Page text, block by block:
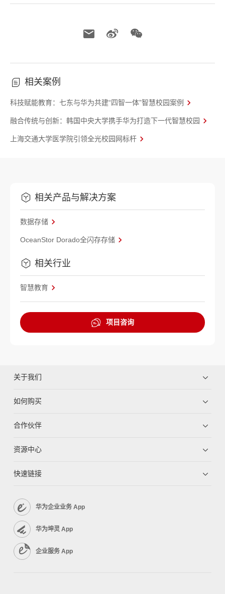
相关案例
科技赋能教育：七东与华为共建“四智一体”智慧校园案例
融合传统与创新：韩国中央大学携手华为打造下一代智慧校园
上海交通大学医学院引领全光校园网标杆
相关产品与解决方案
数据存储
OceanStor Dorado全闪存存储
相关行业
智慧教育
项目咨询
关于我们
如何购买
合作伙伴
资源中心
快速链接
华为企业业务 App
华为坤灵 App
企业服务 App